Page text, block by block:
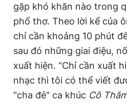
gặp khó khăn nào trong
phổ thơ. Theo lời kể của
chỉ cần khoảng 10 phút
sau đó những giai điệu,
xuất hiện. “Chỉ cần xuất
nhạc thì tôi có thể viết
"cha đẻ" ca khúc Cô